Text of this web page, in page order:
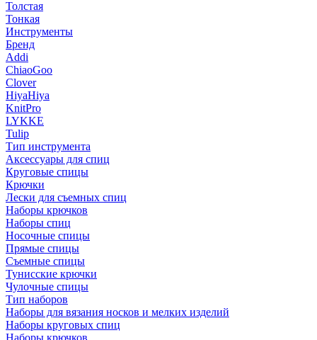
Толстая
Тонкая
Инструменты
Бренд
Addi
ChiaoGoo
Clover
HiyaHiya
KnitPro
LYKKE
Tulip
Тип инструмента
Аксессуары для спиц
Круговые спицы
Крючки
Лески для съемных спиц
Наборы крючков
Наборы спиц
Носочные спицы
Прямые спицы
Съемные спицы
Тунисские крючки
Чулочные спицы
Тип наборов
Наборы для вязания носков и мелких изделий
Наборы круговых спиц
Наборы крючков